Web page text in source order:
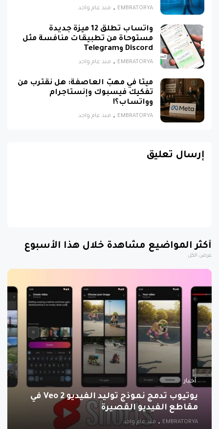
EMBRATORYA منذ عام واحد
واتساب تطلق 12 ميزة جديدة
مستوحاة من تطبيقات منافسة مثل
Discord وTelegram
EMBRATORYA منذ عام واحد
ميتا في مهبّ العاصفة: هل نقترب من
تفكيك فيسبوك وإنستاجرام
وواتساب؟!
EMBRATORYA منذ عام واحد
إرسال تعليق
أكثر المواضيع مشاهدة خلال هذا الأسبوع
عرض الكل
أخبار
يوتيوب تدمج نموذج توليد الفيديو Veo 2 في
مقاطع الفيديو القصيرة
EMBRATORYA منذ عام واحد